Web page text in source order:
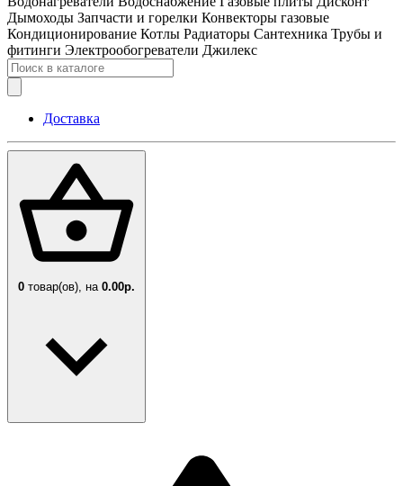
Дымоходы Запчасти и горелки Конвекторы газовые
Кондиционирование Котлы Радиаторы Сантехника Трубы и
фитинги Электрообогреватели Джилекс
Доставка
0 товар(ов), на 0.00р.